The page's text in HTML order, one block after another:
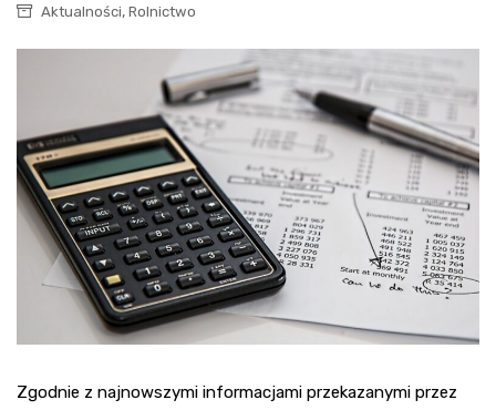
Aktualności, Rolnictwo
Zgodnie z najnowszymi informacjami przekazanymi przez